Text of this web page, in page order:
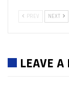
PREV NEXT
LEAVE A